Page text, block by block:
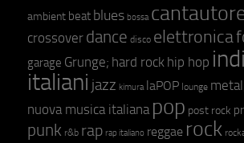
ambient beat blues bossa
crossover dance disco elettronica
garage Grunge; hard rock hip hop
italiani jazz kimura laPOP lounge
nuova musica italiana pop post rock
punk r&b rap rap italiano reggae rock